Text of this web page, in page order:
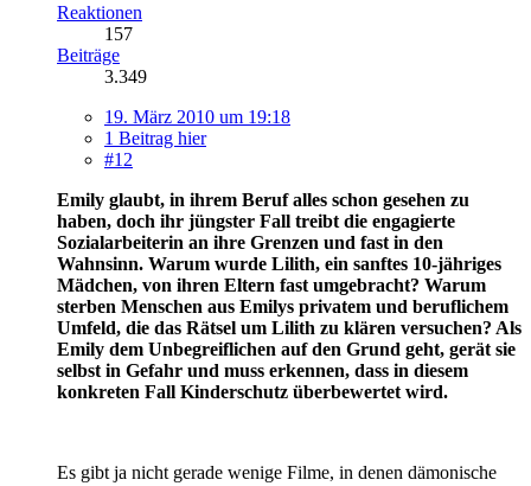
Reaktionen
157
Beiträge
3.349
19. März 2010 um 19:18
1 Beitrag hier
#12
Emily glaubt, in ihrem Beruf alles schon gesehen zu
haben, doch ihr jüngster Fall treibt die engagierte
Sozialarbeiterin an ihre Grenzen und fast in den
Wahnsinn. Warum wurde Lilith, ein sanftes 10-jähriges
Mädchen, von ihren Eltern fast umgebracht? Warum
sterben Menschen aus Emilys privatem und beruflichem
Umfeld, die das Rätsel um Lilith zu klären versuchen? Als
Emily dem Unbegreiflichen auf den Grund geht, gerät sie
selbst in Gefahr und muss erkennen, dass in diesem
konkreten Fall Kinderschutz überbewertet wird.
Es gibt ja nicht gerade wenige Filme, in denen dämonische